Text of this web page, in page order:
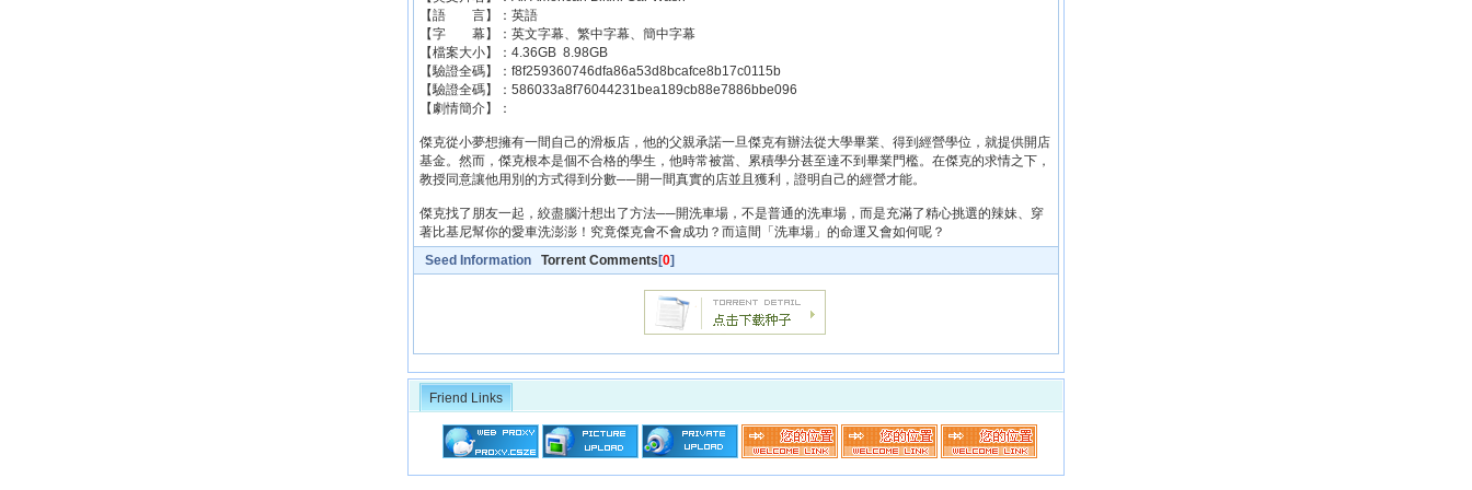
【語 言】：英語
【字 幕】：英文字幕、繁中字幕、簡中字幕
【檔案大小】：4.36GB 8.98GB
【驗證全碼】：f8f259360746dfa86a53d8bcafce8b17c0115b
【驗證全碼】：586033a8f76044231bea189cb88e7886bbe096
【劇情簡介】：
傑克從小夢想擁有一間自己的滑板店，他的父親承諾一旦傑克有辦法從大學畢業、得到經營學位，就提供開店
基金。然而，傑克根本是個不合格的學生，他時常被當、累積學分甚至達不到畢業門檻。在傑克的求情之下，
教授同意讓他用別的方式得到分數──開一間真實的店並且獲利，證明自己的經營才能。
傑克找了朋友一起，絞盡腦汁想出了方法──開洗車場，不是普通的洗車場，而是充滿了精心挑選的辣妹、穿
著比基尼幫你的愛車洗澎澎！究竟傑克會不會成功？而這間「洗車場」的命運又會如何呢？
Seed Information Torrent Comments [0]
Friend Links